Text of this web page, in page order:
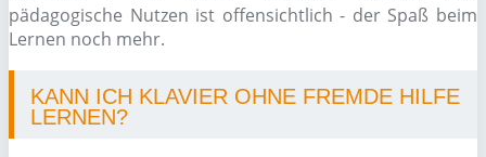
pädagogische Nutzen ist offensichtlich - der Spaß beim
Lernen noch mehr.
KANN ICH KLAVIER OHNE FREMDE HILFE
LERNEN?